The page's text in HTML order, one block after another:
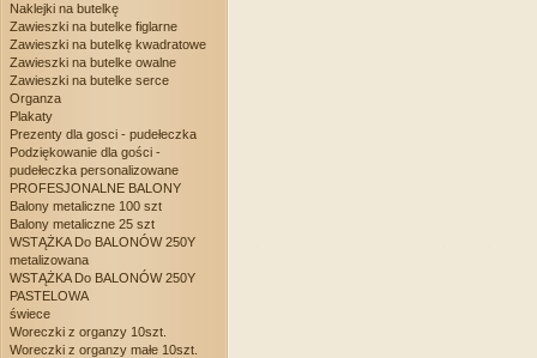
Naklejki na butelkę
Zawieszki na butelke figlarne
Zawieszki na butelkę kwadratowe
Zawieszki na butelke owalne
Zawieszki na butelke serce
Organza
Plakaty
Prezenty dla gosci - pudełeczka
Podziękowanie dla gości -
pudełeczka personalizowane
PROFESJONALNE BALONY
Balony metaliczne 100 szt
Balony metaliczne 25 szt
WSTĄŻKA Do BALONÓW 250Y
metalizowana
WSTĄŻKA Do BALONÓW 250Y
PASTELOWA
świece
Woreczki z organzy 10szt.
Woreczki z organzy małe 10szt.